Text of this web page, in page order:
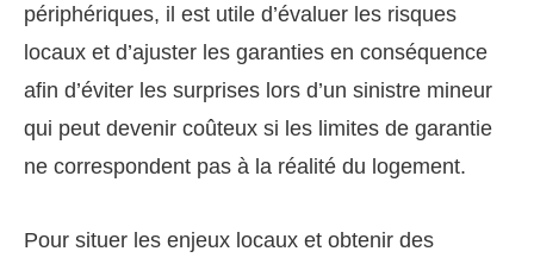
périphériques, il est utile d’évaluer les risques
locaux et d’ajuster les garanties en conséquence
afin d’éviter les surprises lors d’un sinistre mineur
qui peut devenir coûteux si les limites de garantie
ne correspondent pas à la réalité du logement.
Pour situer les enjeux locaux et obtenir des